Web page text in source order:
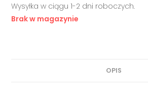
Wysyłka w ciągu 1-2 dni roboczych.
Brak w magazynie
OPIS